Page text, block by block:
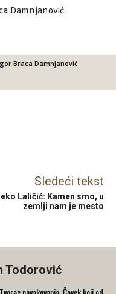
Damnjanović
Braca Damnjanović
Sledeći tekst
Laličić: Kamen smo, u
zemlji nam je mesto
Todorović